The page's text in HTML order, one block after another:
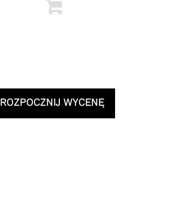
ROZPOCZNIJ WYCENĘ